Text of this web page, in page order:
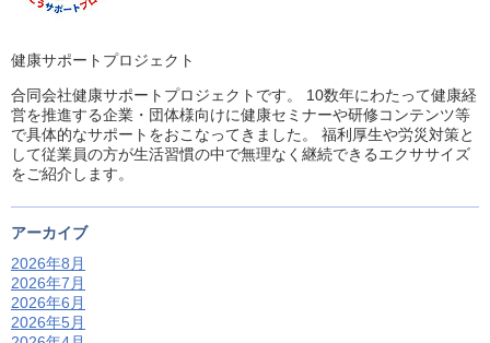
健康サポートプロジェクト
合同会社健康サポートプロジェクトです。 10数年にわたって健康経
営を推進する企業・団体様向けに健康セミナーや研修コンテンツ等
で具体的なサポートをおこなってきました。 福利厚生や労災対策と
して従業員の方が生活習慣の中で無理なく継続できるエクササイズ
をご紹介します。
アーカイブ
2026年8月
2026年7月
2026年6月
2026年5月